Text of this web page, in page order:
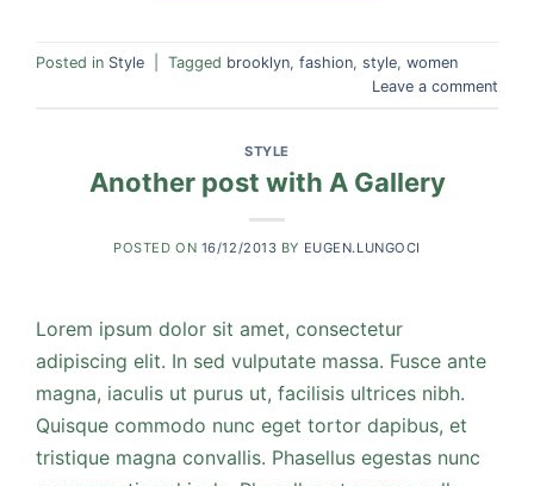
Posted in Style Tagged brooklyn, fashion, style, women
Leave a comment
STYLE
Another post with A Gallery
POSTED ON 16/12/2013 BY EUGEN.LUNGOCI
Lorem ipsum dolor sit amet, consectetur
adipiscing elit. In sed vulputate massa. Fusce ante
magna, iaculis ut purus ut, facilisis ultrices nibh.
Quisque commodo nunc eget tortor dapibus, et
tristique magna convallis. Phasellus egestas nunc